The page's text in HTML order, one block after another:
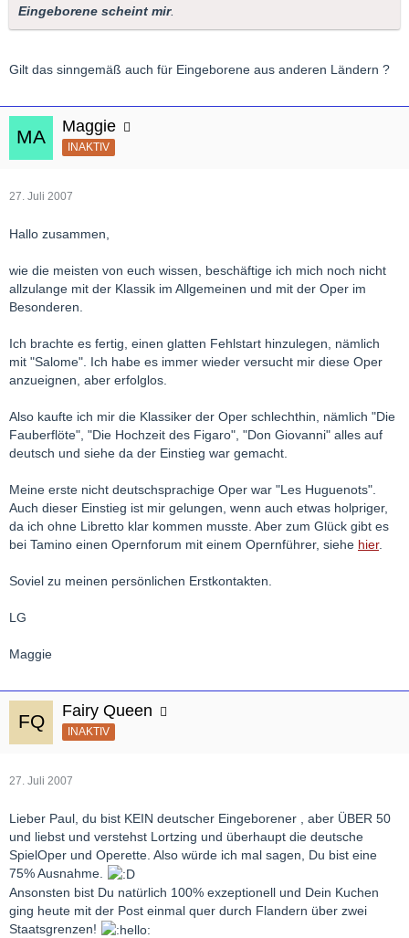
Eingeborene scheint mir.
Gilt das sinngemäß auch für Eingeborene aus anderen Ländern ?
Maggie
INAKTIV
27. Juli 2007
Hallo zusammen,
wie die meisten von euch wissen, beschäftige ich mich noch nicht
allzulange mit der Klassik im Allgemeinen und mit der Oper im
Besonderen.
Ich brachte es fertig, einen glatten Fehlstart hinzulegen, nämlich
mit "Salome". Ich habe es immer wieder versucht mir diese Oper
anzueignen, aber erfolglos.
Also kaufte ich mir die Klassiker der Oper schlechthin, nämlich "Die
Fauberflöte", "Die Hochzeit des Figaro", "Don Giovanni" alles auf
deutsch und siehe da der Einstieg war gemacht.
Meine erste nicht deutschsprachige Oper war "Les Huguenots".
Auch dieser Einstieg ist mir gelungen, wenn auch etwas holpriger,
da ich ohne Libretto klar kommen musste. Aber zum Glück gibt es
bei Tamino einen Opernforum mit einem Opernführer, siehe hier.
Soviel zu meinen persönlichen Erstkontakten.
LG
Maggie
Fairy Queen
INAKTIV
27. Juli 2007
Lieber Paul, du bist KEIN deutscher Eingeborener , aber ÜBER 50
und liebst und verstehst Lortzing und überhaupt die deutsche
SpielOper und Operette. Also würde ich mal sagen, Du bist eine
75% Ausnahme.
Ansonsten bist Du natürlich 100% exzeptionell und Dein Kuchen
ging heute mit der Post einmal quer durch Flandern über zwei
Staatsgrenzen!